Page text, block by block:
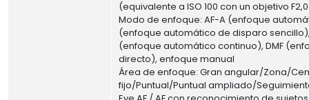
(equivalente a ISO 100 con un objetivo
Modo de enfoque: AF-A (enfoque
(enfoque automático de disparo
(enfoque automático continuo), DMF
directo), enfoque manual
Área de enfoque: Gran angular/Zona/
fijo/Puntual/Puntual ampliado/